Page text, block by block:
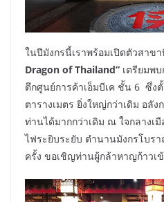
ในปีมังกรนี้เราพร้อมเปิดตัวสาข
Dragon of Thailand” เตรียมพ
ตึกศูนย์การค้าเอ็มบีเค ชั้น 6 ซึ่ง
ตารางเมตร ยิ่งใหญ่กว่าเดิม อลัง
ท่านได้มากกว่าเดิม ณ ใจกลางเ
ไฟระยิบระยับ ตำนานมังกรโบร
ครั้ง ขอเชิญท่านผู้กล้าหาญก้าวเ